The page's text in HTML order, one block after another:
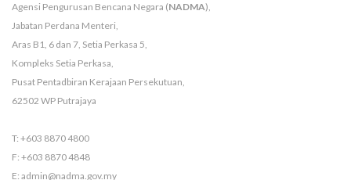
Agensi Pengurusan Bencana Negara (NADMA),
Jabatan Perdana Menteri,
Aras B1, 6 dan 7, Setia Perkasa 5,
Kompleks Setia Perkasa,
Pusat Pentadbiran Kerajaan Persekutuan,
62502 WP Putrajaya
T: +603 8870 4800
F: +603 8870 4848
E: admin@nadma.gov.my